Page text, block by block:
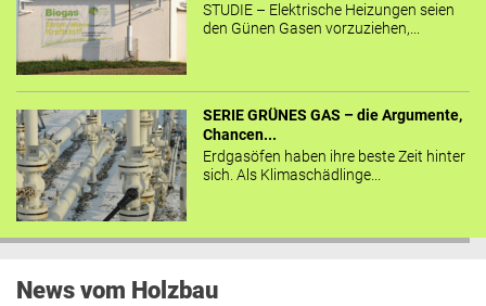
STUDIE – Elektrische Heizungen seien
den Günen Gasen vorzuziehen,...
SERIE GRÜNES GAS – die Argumente,
Chancen...
Erdgasöfen haben ihre beste Zeit hinter
sich. Als Klimaschädlinge...
News vom Holzbau